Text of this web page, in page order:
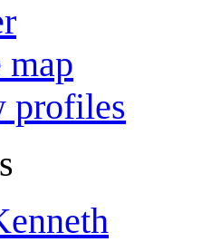
map
profiles